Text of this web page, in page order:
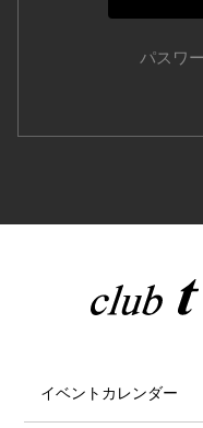
パスワ
イベントカレンダー